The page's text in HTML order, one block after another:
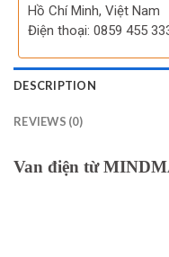
Hồ Chí Minh, Việt Nam
Điện thoại: 0859 455
DESCRIPTION
REVIEWS (0)
Van điện từ